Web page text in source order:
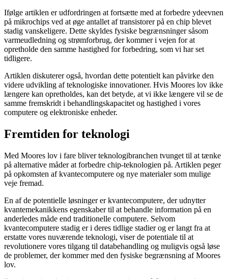
Ifølge artiklen er udfordringen at fortsætte med at forbedre ydeevnen
på mikrochips ved at øge antallet af transistorer på en chip blevet
stadig vanskeligere. Dette skyldes fysiske begrænsninger såsom
varmeudledning og strømforbrug, der kommer i vejen for at
opretholde den samme hastighed for forbedring, som vi har set
tidligere.
Artiklen diskuterer også, hvordan dette potentielt kan påvirke den
videre udvikling af teknologiske innovationer. Hvis Moores lov ikke
længere kan opretholdes, kan det betyde, at vi ikke længere vil se de
samme fremskridt i behandlingskapacitet og hastighed i vores
computere og elektroniske enheder.
Fremtiden for teknologi
Med Moores lov i fare bliver teknologibranchen tvunget til at tænke
på alternative måder at forbedre chip-teknologien på. Artiklen peger
på opkomsten af kvantecomputere og nye materialer som mulige
veje fremad.
En af de potentielle løsninger er kvantecomputere, der udnytter
kvantemekanikkens egenskaber til at behandle information på en
anderledes måde end traditionelle computere. Selvom
kvantecomputere stadig er i deres tidlige stadier og er langt fra at
erstatte vores nuværende teknologi, viser de potentiale til at
revolutionere vores tilgang til databehandling og muligvis også løse
de problemer, der kommer med den fysiske begrænsning af Moores
lov.